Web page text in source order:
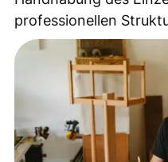
professionellen